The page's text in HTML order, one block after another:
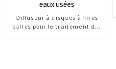
Diffuseur à disques à fines
bulles pour le traitement des